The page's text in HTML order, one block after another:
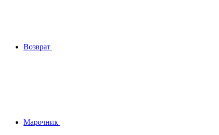
Возврат
Марочник